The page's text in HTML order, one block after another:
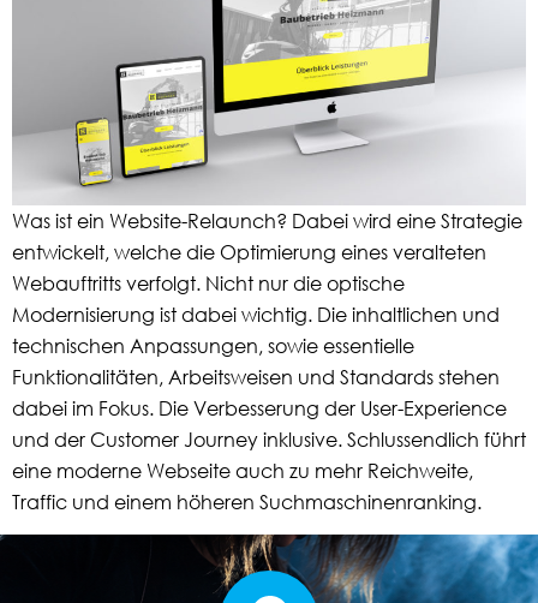
Was ist ein Website-Relaunch? Dabei wird eine Strategie
entwickelt, welche die Optimierung eines veralteten
Webauftritts verfolgt. Nicht nur die optische
Modernisierung ist dabei wichtig. Die inhaltlichen und
technischen Anpassungen, sowie essentielle
Funktionalitäten, Arbeitsweisen und Standards stehen
dabei im Fokus. Die Verbesserung der User-Experience
und der Customer Journey inklusive. Schlussendlich führt
eine moderne Webseite auch zu mehr Reichweite,
Traffic und einem höheren Suchmaschinenranking.